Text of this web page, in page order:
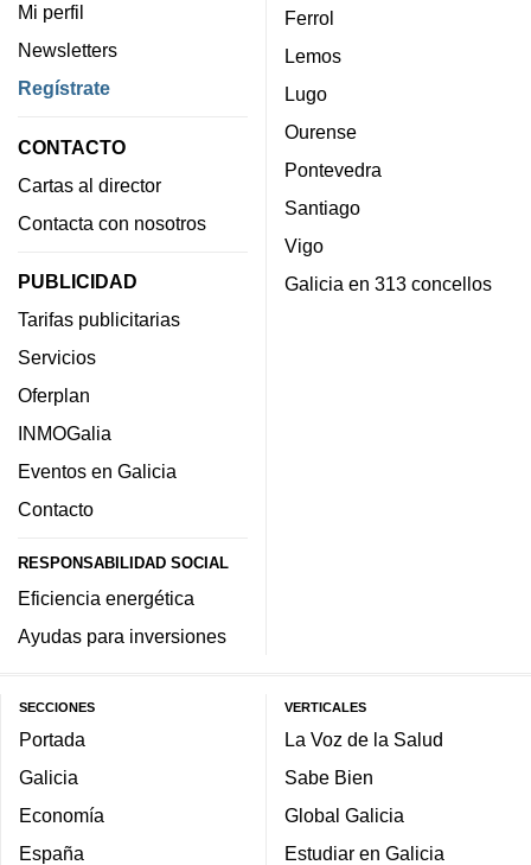
Mi perfil
Newsletters
Regístrate
CONTACTO
Cartas al director
Contacta con nosotros
PUBLICIDAD
Tarifas publicitarias
Servicios
Oferplan
INMOGalia
Eventos en Galicia
Contacto
RESPONSABILIDAD SOCIAL
Eficiencia energética
Ayudas para inversiones
Ferrol
Lemos
Lugo
Ourense
Pontevedra
Santiago
Vigo
Galicia en 313 concellos
SECCIONES
Portada
Galicia
Economía
España
VERTICALES
La Voz de la Salud
Sabe Bien
Global Galicia
Estudiar en Galicia